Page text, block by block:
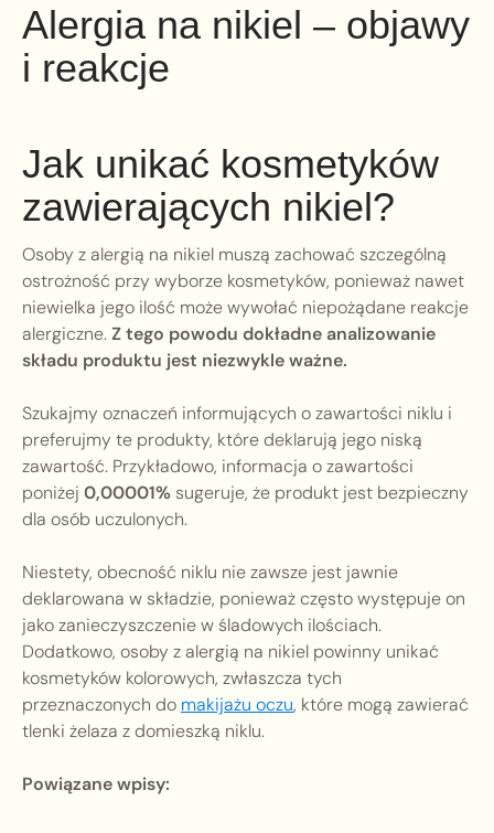
Alergia na nikiel – objawy
i reakcje
Jak unikać kosmetyków
zawierających nikiel?
Osoby z alergią na nikiel muszą zachować szczególną
ostrożność przy wyborze kosmetyków, ponieważ nawet
niewielka jego ilość może wywołać niepożądane reakcje
alergiczne.Z tego powodu dokładne analizowanie
składu produktu jest niezwykle ważne.
Szukajmy oznaczeń informujących o zawartości niklu i
preferujmy te produkty, które deklarują jego niską
zawartość. Przykładowo, informacja o zawartości
poniżej 0,00001% sugeruje, że produkt jest bezpieczny
dla osób uczulonych.
Niestety, obecność niklu nie zawsze jest jawnie
deklarowana w składzie, ponieważ często występuje on
jako zanieczyszczenie w śladowych ilościach.
Dodatkowo, osoby z alergią na nikiel powinny unikać
kosmetyków kolorowych, zwłaszcza tych
przeznaczonych do makijażu oczu, które mogą zawierać
tlenki żelaza z domieszką niklu.
Powiązane wpisy: